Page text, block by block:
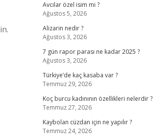
Avcılar özel isim mi ?
Ağustos 5, 2026
Alizarin nedir ?
Ağustos 3, 2026
7 gün rapor parası ne kadar 2025 ?
Ağustos 3, 2026
Türkiye’de kaç kasaba var ?
Temmuz 29, 2026
Koç burcu kadınının özellikleri nelerdir ?
Temmuz 27, 2026
Kaybolan cüzdan için ne yapılır ?
Temmuz 24, 2026